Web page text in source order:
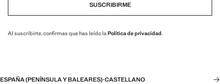
SUSCRIBIRME
Al suscribirte, confirmas que has leído la Política de privacidad.
ESPAÑA (PENÍNSULA Y BALEARES)·CASTELLANO